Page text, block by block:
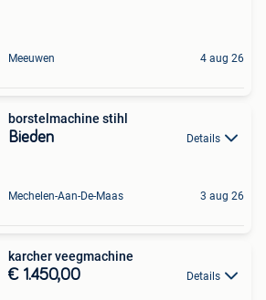
Meeuwen 4 aug 26
borstelmachine stihl
Bieden Details
Mechelen-Aan-De-Maas 3 aug 26
karcher veegmachine
€ 1.450,00 Details